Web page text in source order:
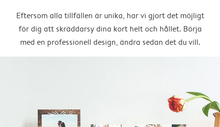
Eftersom alla tillfällen är unika, har vi gjort det möjligt
för dig att skräddarsy dina kort helt och hållet. Börja
med en professionell design, ändra sedan det du vill.